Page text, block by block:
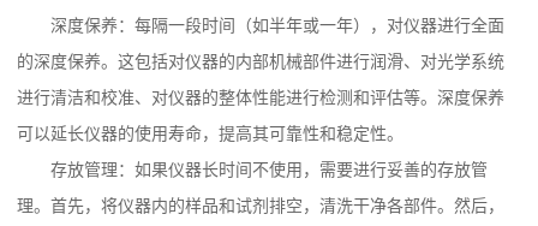
深度保养：每隔一段时间（如半年或一年），对仪器进行全面
的深度保养。这包括对仪器的内部机械部件进行润滑、对光学系统
进行清洁和校准、对仪器的整体性能进行检测和评估等。深度保养
可以延长仪器的使用寿命，提高其可靠性和稳定性。
存放管理：如果仪器长时间不使用，需要进行妥善的存放管
理。首先，将仪器内的样品和试剂排空，清洗干净各部件。然后，